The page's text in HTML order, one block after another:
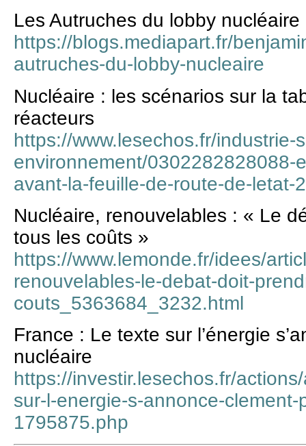
Les Autruches du lobby nucléaire
https://blogs.mediapart.fr/
autruches-du-lobby-nucleaire
Nucléaire : les scénarios sur la
réacteurs
https://www.lesechos.fr/industrie-
environnement/0302282828088-
avant-la-feuille-de-route-de-letat-
Nucléaire, renouvelables : « Le
tous les coûts »
https://www.lemonde.fr/idees/
renouvelables-le-debat-doit-
couts_5363684_3232.html
France : Le texte sur l’énergie
nucléaire
https://investir.lesechos.fr/
sur-l-energie-s-annonce-
1795875.php